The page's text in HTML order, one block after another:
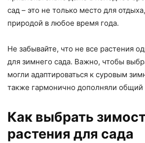
сад – это не только место для
природой в любое время года.
Не забывайте, что не все растения
для зимнего сада. Важно, чтобы
могли адаптироваться к суровым
также гармонично дополняли общий
Как выбрать
растения для сада